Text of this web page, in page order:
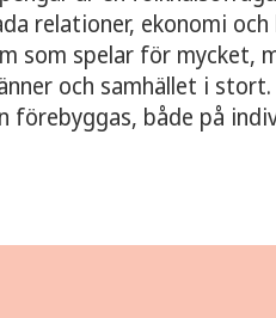
relationer, ekonomi och
som spelar för mycket,
och samhället i
förebyggas, både på